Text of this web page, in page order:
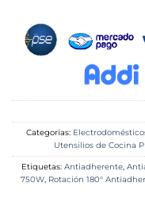
Categorías:
Utensilios de Cocina
Etiquetas: Antiadherente,
750W, Rotación 180°